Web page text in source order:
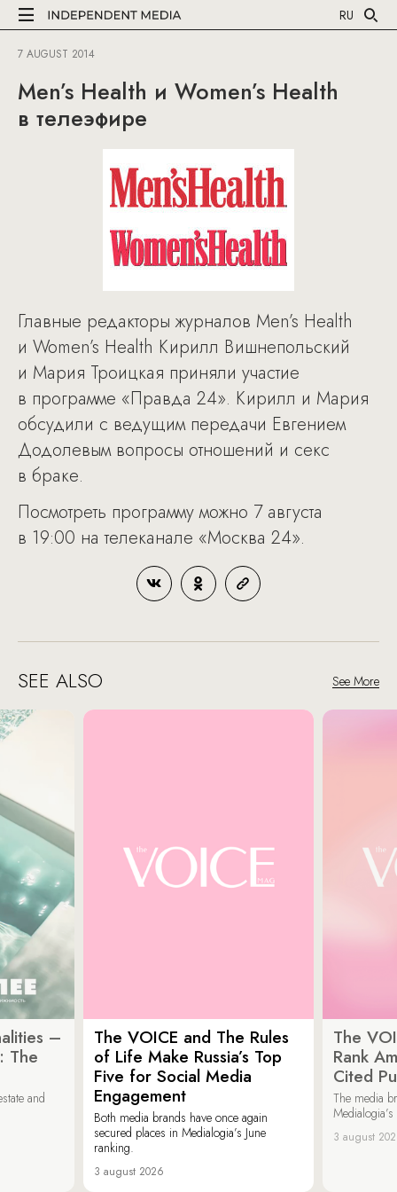
RU
7 AUGUST 2014
Men’s Health и Women’s Health
в телеэфире
Главные редакторы журналов Men’s Health
и Women’s Health Кирилл Вишнепольский
и Мария Троицкая приняли участие
в программе «Правда 24». Кирилл и Мария
обсудили с ведущим передачи Евгением
Додолевым вопросы отношений и секс
в браке.
Посмотреть программу можно 7 августа
в 19:00 на телеканале «Москва 24».
SEE ALSO See More
–
The
and
The VOICE and The Rules
of Life Make Russia’s Top
Five for Social Media
Engagement
Both media brands have once again
secured places in Medialogia’s June
ranking.
3 august 2026
The
Rank
Cited
The media
3 august